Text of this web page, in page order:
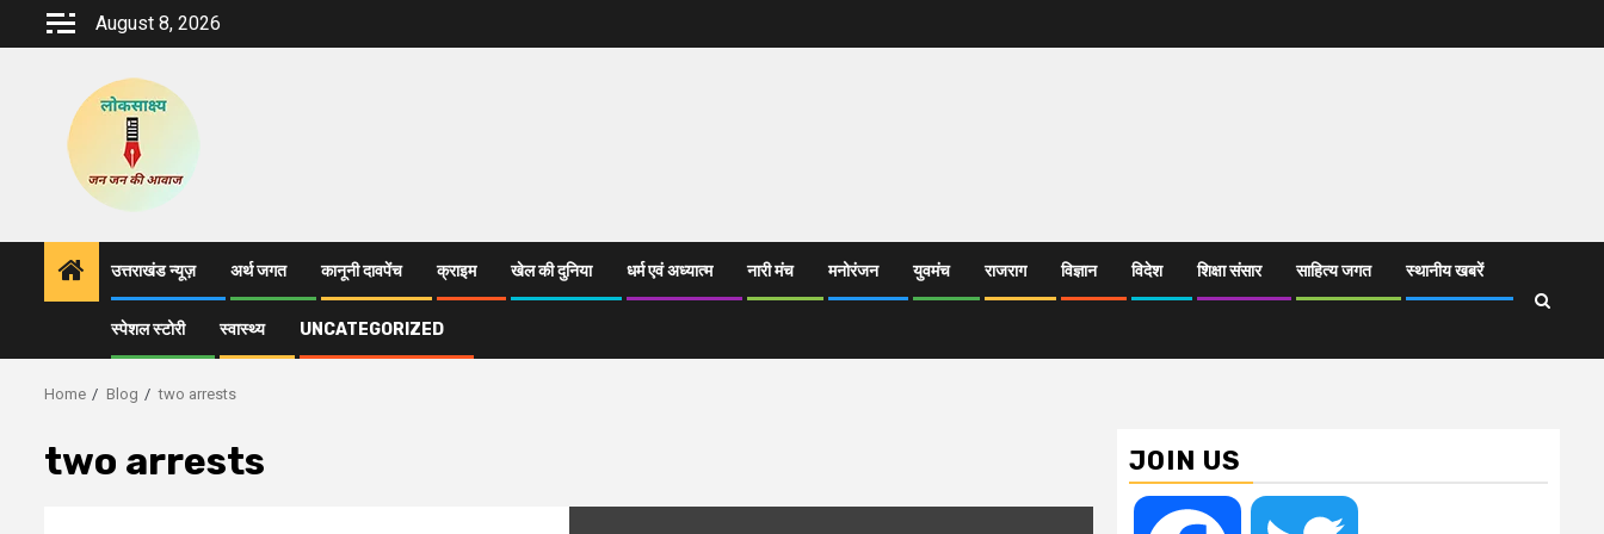
August 8, 2026
उत्तराखंड न्यूज़ अर्थ जगत कानूनी दावपेंच क्राइम खेल की दुनिया धर्म एवं अध्यात्म नारी मंच मनोरंजन युवमंच राजराग विज्ञान विदेश शिक्षा संसार साहित्य जगत स्थानीय खबरें
स्पेशल स्टोरी स्वास्थ्य UNCATEGORIZED
Home Blog two arrests
two arrests JOIN US